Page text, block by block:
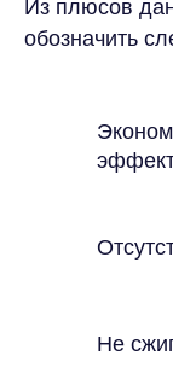
Из плюсов
обозначить
Не